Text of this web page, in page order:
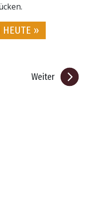
HEUTE »
Weiter